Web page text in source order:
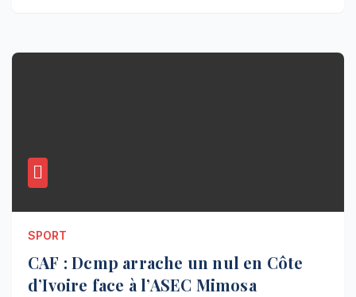
SPORT
CAF : Dcmp arrache un nul en Côte
d’Ivoire face à l’ASEC Mimosa